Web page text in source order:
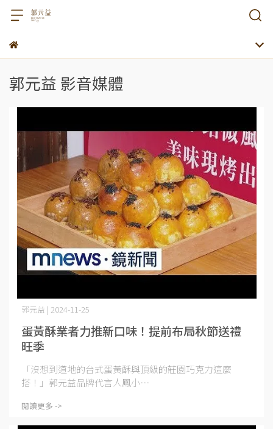
郭元益 影音媒體
蛋黃酥業者力推新口味！提前布局秋節送禮
旺季
郭元益 | 2024-11-25
「沒想到道地的台式蛋黃酥與頂級的莊園巧克力這麼
搭！」郭元益品牌代言人鳳小⋯
閱讀更多 ->